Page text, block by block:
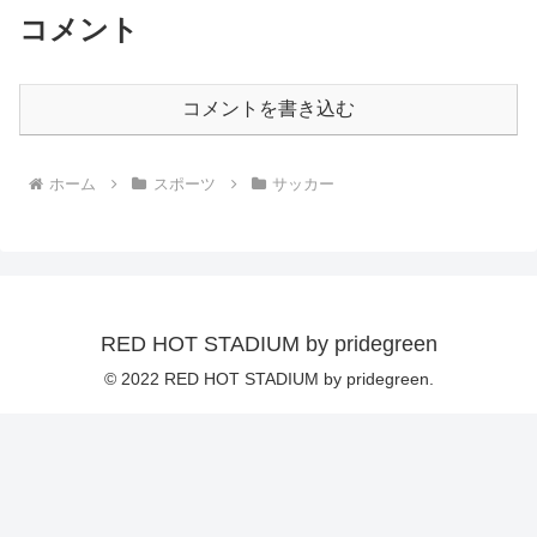
コメント
コメントを書き込む
ホーム スポーツ サッカー
RED HOT STADIUM by pridegreen
© 2022 RED HOT STADIUM by pridegreen.